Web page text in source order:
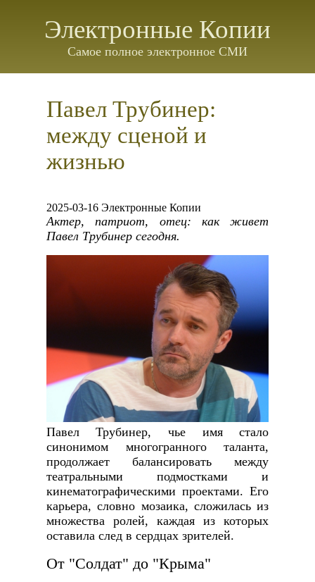
Электронные Копии
Самое полное электронное СМИ
Павел Трубинер:
между сценой и
жизнью
2025-03-16 Электронные Копии
Актер, патриот, отец: как живет
Павел Трубинер сегодня.
Павел Трубинер, чье имя стало
синонимом многогранного таланта,
продолжает балансировать между
театральными подмостками и
кинематографическими проектами. Его
карьера, словно мозаика, сложилась из
множества ролей, каждая из которых
оставила след в сердцах зрителей.
От "Солдат" до "Крыма"